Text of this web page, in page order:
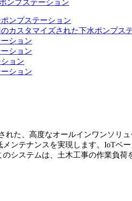
た、高度なオールインワンソリ
ンテナンスを実現します。IoTベ
システムは、土木工事の作業負